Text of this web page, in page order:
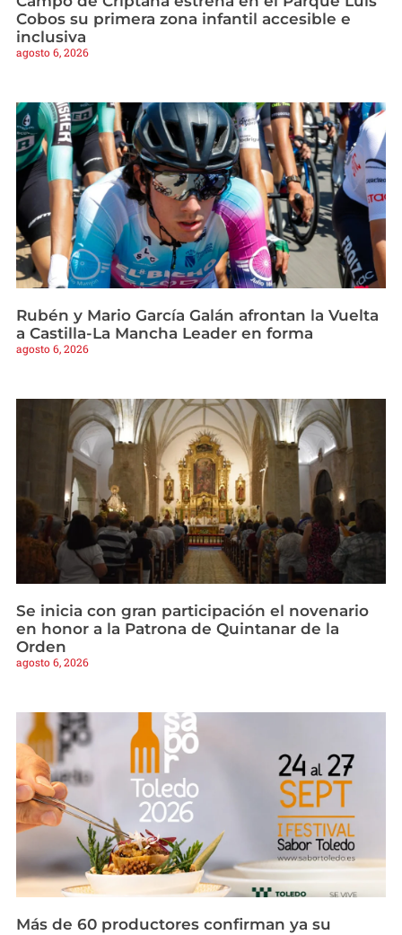
Cobos su primera zona infantil accesible e
inclusiva
agosto 6, 2026
Rubén y Mario García Galán afrontan la Vuelta
a Castilla-La Mancha Leader en forma
agosto 6, 2026
Se inicia con gran participación el novenario
en honor a la Patrona de Quintanar de la
Orden
agosto 6, 2026
Más de 60 productores confirman ya su